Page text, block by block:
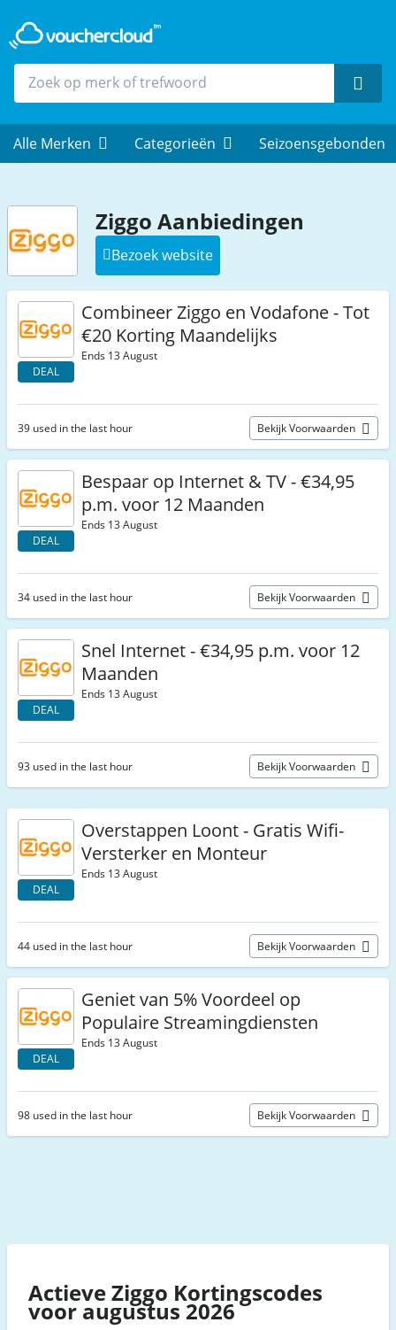
Alle Merken Categorieën Seizoensgebonden
Ziggo Aanbiedingen
Bezoek website
DEAL
Combineer Ziggo en Vodafone - Tot
€20 Korting Maandelijks
Ends 13 August
39 used in the last hour Bekijk Voorwaarden
DEAL
Bespaar op Internet & TV - €34,95
p.m. voor 12 Maanden
Ends 13 August
34 used in the last hour Bekijk Voorwaarden
DEAL
Snel Internet - €34,95 p.m. voor 12
Maanden
Ends 13 August
93 used in the last hour Bekijk Voorwaarden
DEAL
Overstappen Loont - Gratis Wifi-
Versterker en Monteur
Ends 13 August
44 used in the last hour Bekijk Voorwaarden
DEAL
Geniet van 5% Voordeel op
Populaire Streamingdiensten
Ends 13 August
98 used in the last hour Bekijk Voorwaarden
Actieve Ziggo Kortingscodes
voor augustus 2026